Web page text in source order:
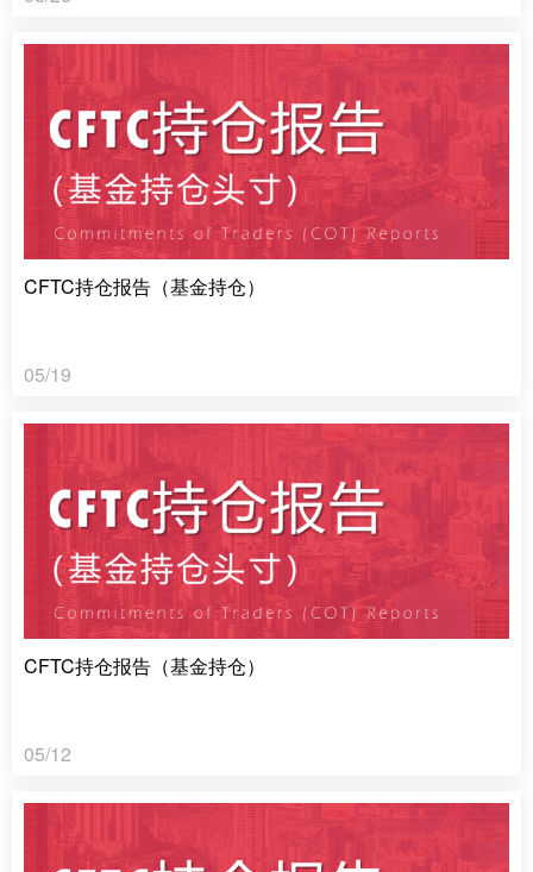
CFTC持仓报告（基金持仓）
05/19
CFTC持仓报告（基金持仓）
05/12